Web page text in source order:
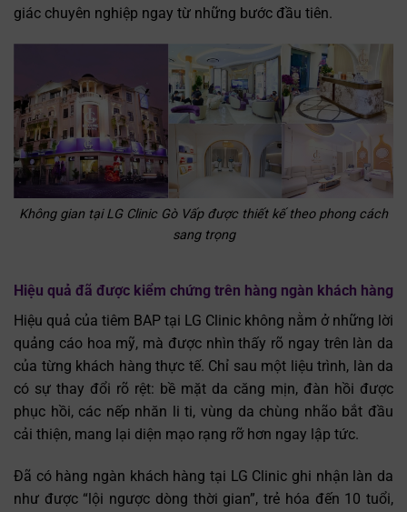
giác chuyên nghiệp ngay từ những bước đầu tiên.
Không gian tại LG Clinic Gò Vấp được thiết kế theo phong cách
sang trọng
Hiệu quả đã được kiểm chứng trên hàng ngàn khách hàng
Hiệu quả của tiêm BAP tại LG Clinic không nằm ở những lời
quảng cáo hoa mỹ, mà được nhìn thấy rõ ngay trên làn da
của từng khách hàng thực tế. Chỉ sau một liệu trình, làn da
có sự thay đổi rõ rệt: bề mặt da căng mịn, đàn hồi được
phục hồi, các nếp nhăn li ti, vùng da chùng nhão bắt đầu
cải thiện, mang lại diện mạo rạng rỡ hơn ngay lập tức.
Đã có hàng ngàn khách hàng tại LG Clinic ghi nhận làn da
như được “lội ngược dòng thời gian”, trẻ hóa đến 10 tuổi,